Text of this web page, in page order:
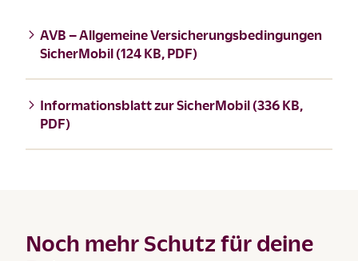
AVB – Allgemeine Versicherungsbedingungen
SicherMobil (124 KB, PDF)
Informationsblatt zur SicherMobil (336 KB,
PDF)
Noch mehr Schutz für deine